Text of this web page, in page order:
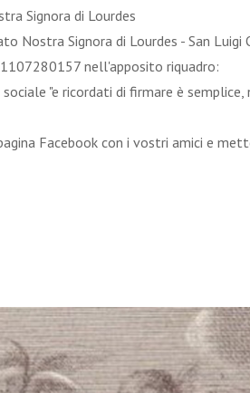
Signora di Lourdes
Nostra Signora di Lourdes - San Luigi
nell'apposito riquadro:
"e ricordati di firmare è semplice,
Facebook con i vostri amici e